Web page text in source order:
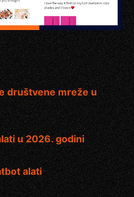
društvene mreže u
u 2026. godini
alati